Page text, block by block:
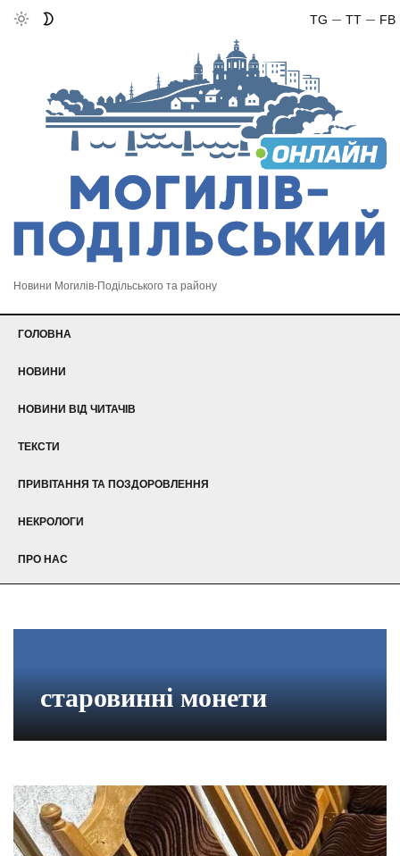
FB
TT
TG
Новини Могилів-Подільського та району
ГОЛОВНА
НОВИНИ
НОВИНИ ВІД ЧИТАЧІВ
ТЕКСТИ
ПРИВІТАННЯ ТА ПОЗДОРОВЛЕННЯ
НЕКРОЛОГИ
ПРО НАС
старовинні монети